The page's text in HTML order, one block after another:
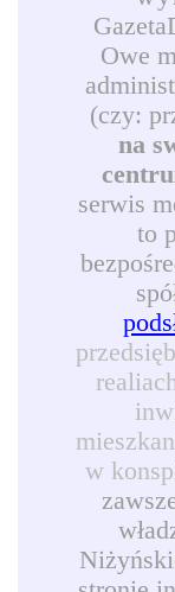
Owe
(czy:
na
serwis
to
w